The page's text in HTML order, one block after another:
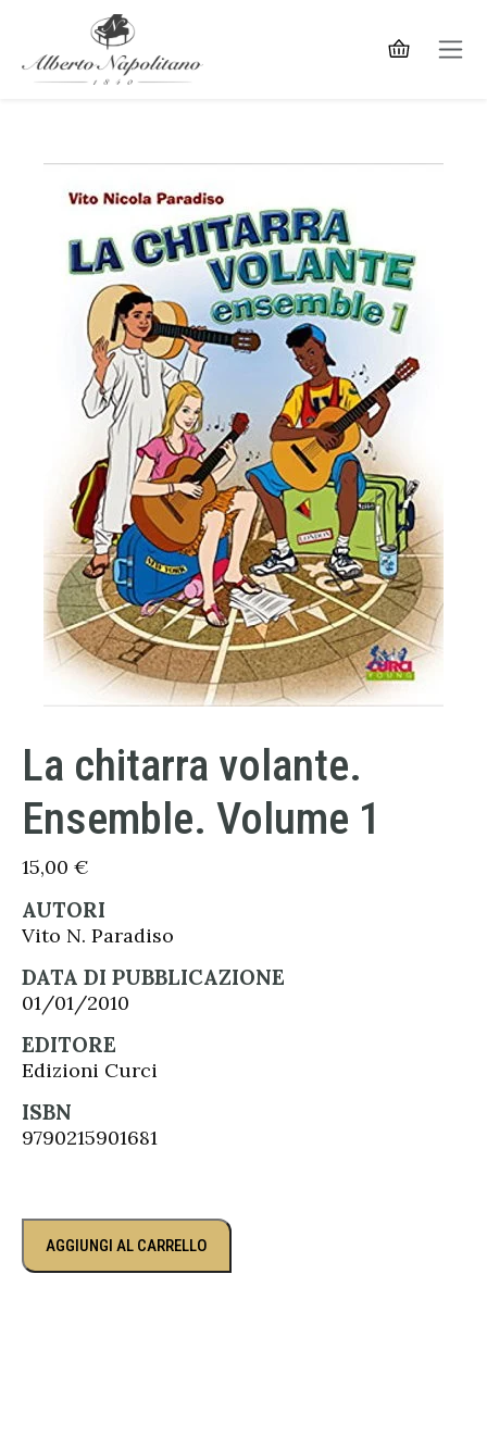
La chitarra volante.
Ensemble. Volume 1
15,00 €
AUTORI
Vito N. Paradiso
DATA DI PUBBLICAZIONE
01/01/2010
EDITORE
Edizioni Curci
ISBN
9790215901681
AGGIUNGI AL CARRELLO